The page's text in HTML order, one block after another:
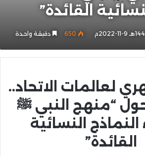
القائدة”
650 دقيقة واحدة
لعالمات الاتحاد..
“منهج النبي ﷺ
النسائية
القائدة”